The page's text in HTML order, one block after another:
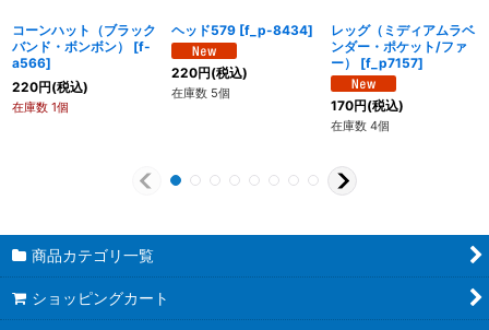
コーンハット（ブラック
バンド・ボンボン）
[f-
a566]
220円(税込)
在庫数 1個
ヘッド579 [f_p-8434]
220円(税込)
在庫数 5個
レッグ（ミディアムラベ
ンダー・ポケット/ファ
ー）
[f_p7157]
170円(税込)
在庫数 4個
商品カテゴリ一覧
ショッピングカート